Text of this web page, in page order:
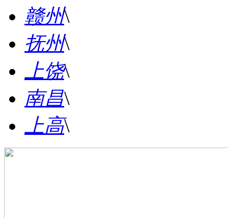
赣州\
抚州\
上饶\
南昌\
上高\